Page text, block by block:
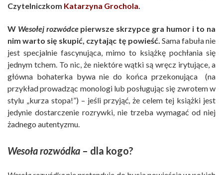
Czytelniczkom Katarzyna Grochola.
W Wesołej rozwódcepierwsze skrzypce gra humor i to na
nim warto się skupić, czytając tę powieść. Sama fabuła nie
jest specjalnie fascynująca, mimo to książkę pochłania się
jednym tchem. To nic, że niektóre wątki są wręcz irytujące, a
główna bohaterka bywa nie do końca przekonująca (na
przykład prowadząc monologi lub posługując się zwrotem w
stylu „kurza stopa!”) – jeśli przyjąć, że celem tej książki jest
jedynie dostarczenie rozrywki, nie trzeba wymagać od niej
żadnego autentyzmu.
Wesoła rozwódka – dla kogo?